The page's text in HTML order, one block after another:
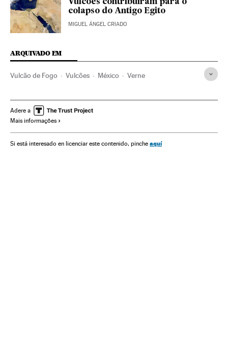
Vulcões contribuíram para o
colapso do Antigo Egito
MIGUEL ÁNGEL CRIADO
ARQUIVADO EM
Vulcão de Fogo Vulcões México Verne
Adere a
Mais informações
Si está interesado en licenciar este contenido, pinche aquí